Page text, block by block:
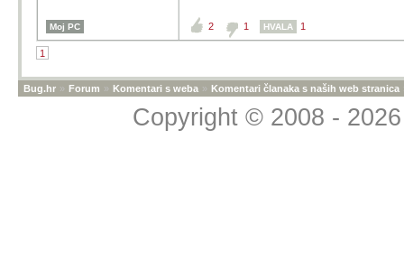
Moj PC 2 1 HVALA 1
1
Bug.hr » Forum » Komentari s weba » Komentari članaka s naših web stranica
Copyright © 2008 -